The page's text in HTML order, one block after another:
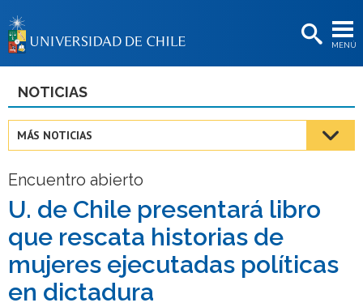
MENÚ
BIBLIOTECAS
Estudiantes
Académicas/os
Funcionarias/os
Egresadas/os
NOTICIAS
MÁS NOTICIAS
Encuentro abierto
U. de Chile presentará libro
que rescata historias de
mujeres ejecutadas políticas
en dictadura